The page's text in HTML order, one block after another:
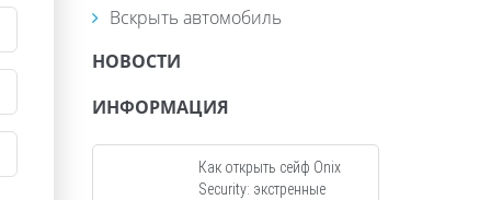
Вскрыть автомобиль
НОВОСТИ
ИНФОРМАЦИЯ
Как открыть сейф Onix
Security: экстренные